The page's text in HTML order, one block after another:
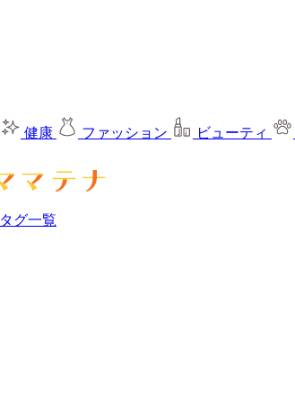
健康 ファッション ビューティ
タグ一覧